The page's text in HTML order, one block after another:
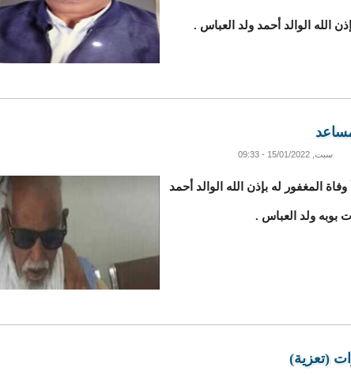
الله الوالد أحمد ولد العباس .
سبت, 15/01/2022 - 09:33
المغفور له بإذن الله الوالد أحمد
بوبه ولد العباس .
(تعزية)